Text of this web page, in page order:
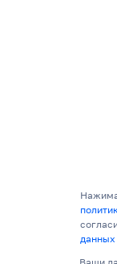
данных